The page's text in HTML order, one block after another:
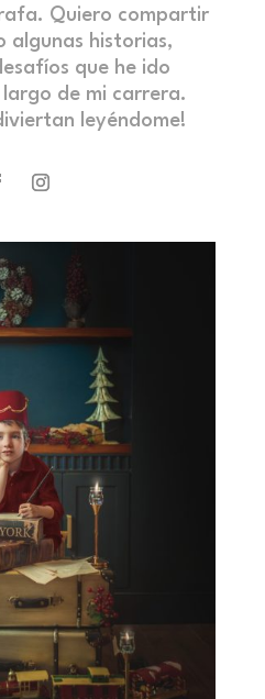
Quiero compartir
algunas historias,
que he ido
de mi carrera.
leyéndome!